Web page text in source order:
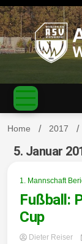
S
k
i
p
c
Home 2017
5. Januar
1. Mannschaft
Fußball:
Cup
Dieter Reiser